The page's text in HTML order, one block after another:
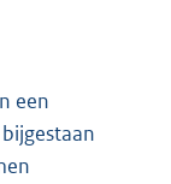
een